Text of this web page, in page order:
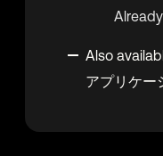
Also
アプリケー